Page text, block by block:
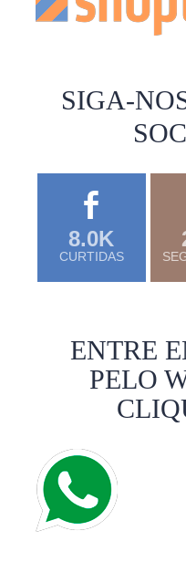
SIGA-
8.0K
CURTIDAS
ENTRE
PELO